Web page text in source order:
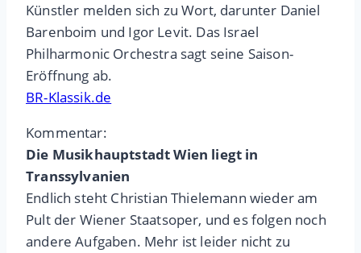
Künstler melden sich zu Wort, darunter Daniel
Barenboim und Igor Levit. Das Israel
Philharmonic Orchestra sagt seine Saison-
Eröffnung ab.
BR-Klassik.de
Kommentar:
Die Musikhauptstadt Wien liegt in
Transsylvanien
Endlich steht Christian Thielemann wieder am
Pult der Wiener Staatsoper, und es folgen noch
andere Aufgaben. Mehr ist leider nicht zu